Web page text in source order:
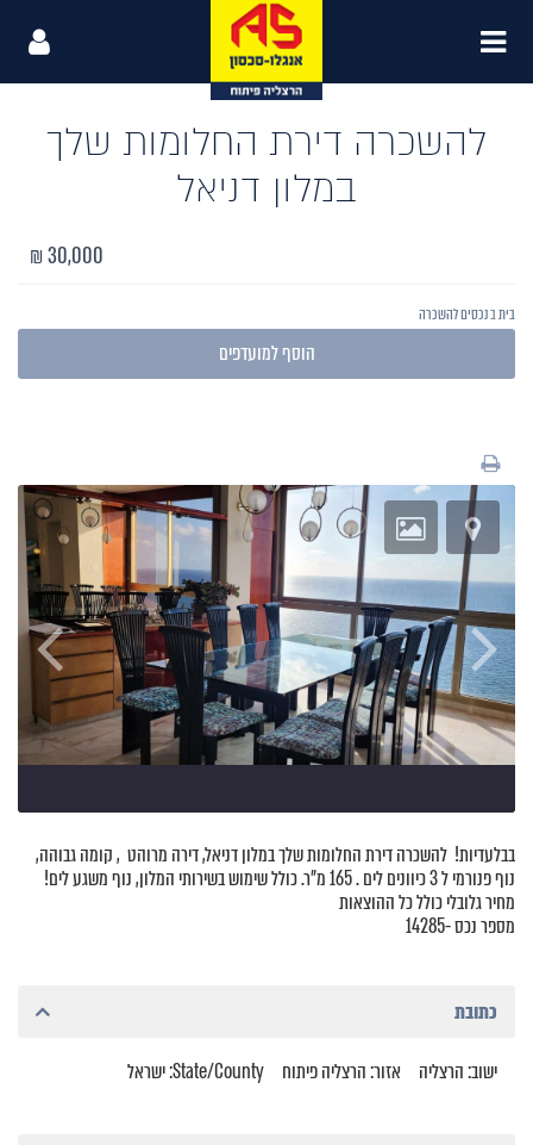
להשכרה דירת החלומות שלך
במלון דניאל
30,000 ₪
ביתבנכסים להשכרה
הוסף למועדפים
בבלעדיות! להשכרה דירת החלומות שלך במלון דניאל, דירה מרוהט , קומה גבוהה,
נוף פנורמי ל 3 כיוונים לים . 165 מ"ר. כולל שימוש בשירותי המלון, נוף משגע לים!
מחיר גלובלי כולל כל ההוצאות
מספר נכס -14285
כתובת
ישוב: הרצליה אזור: הרצליה פיתוח State/County: ישראל